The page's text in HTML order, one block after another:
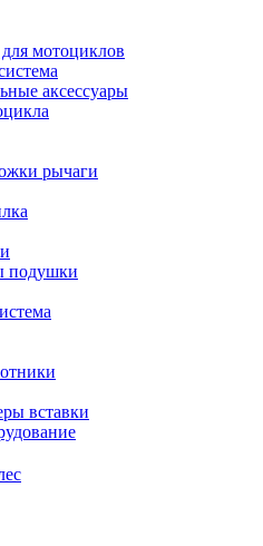
мотоциклов
аксессуары
рычаги
подушки
вставки